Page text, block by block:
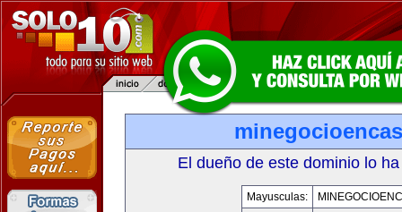
El dueño de este dominio lo
Mayusculas: